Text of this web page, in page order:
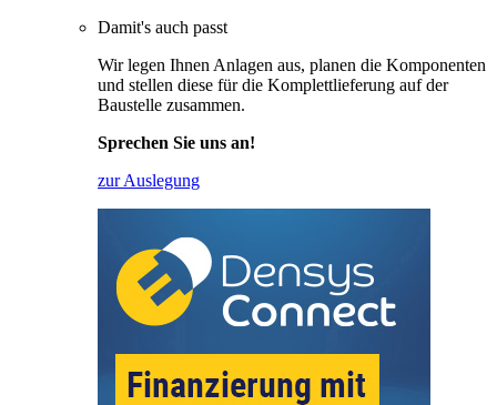
Damit's auch passt
Wir legen Ihnen Anlagen aus, planen die Komponenten
und stellen diese für die Komplettlieferung auf der
Baustelle zusammen.
Sprechen Sie uns an!
zur Auslegung